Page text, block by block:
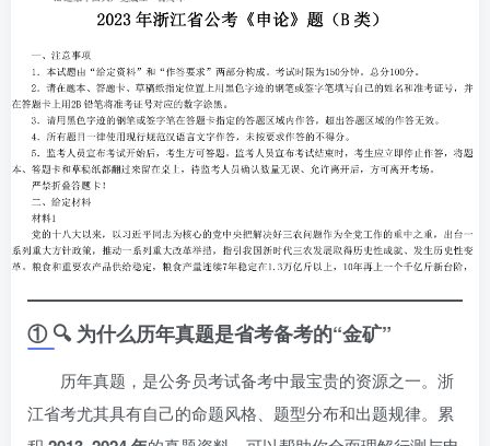
① 🔍 为什么历年真题是省考备考的“金矿”
历年真题，是公务员考试备考中最宝贵的资源之一。浙
江省考尤其具有自己的命题风格、题型分布和出题规律。累